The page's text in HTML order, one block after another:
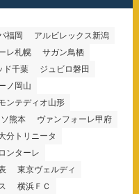
福岡
アルビレックス新潟
レ札幌
サガン鳥栖
ド千葉
ジュビロ磐田
ノ岡山
ンテディオ山形
熊本
ヴァンフォーレ甲府
分トリニータ
ンターレ
東京ヴェルディ
横浜ＦＣ